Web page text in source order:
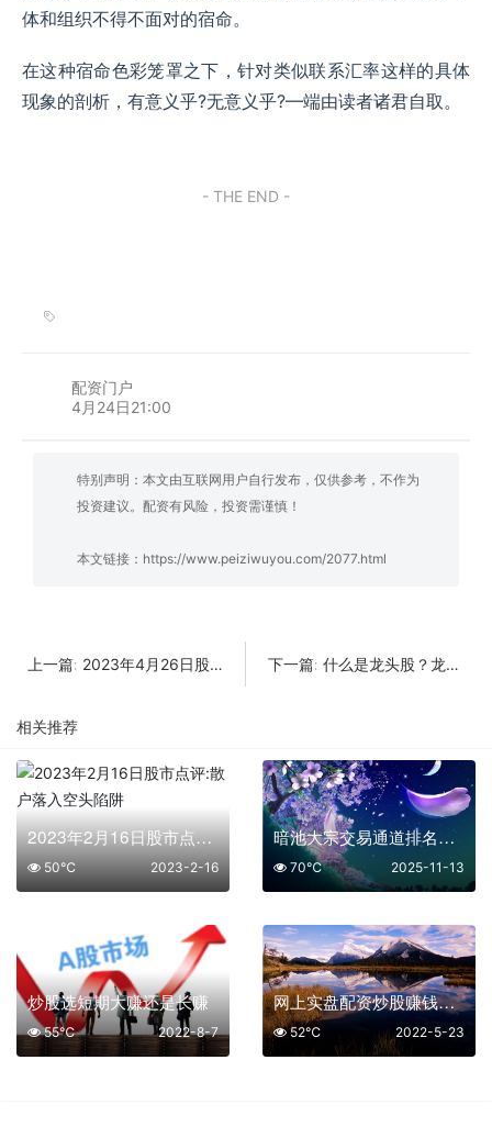
体和组织不得不面对的宿命。
在这种宿命色彩笼罩之下，针对类似联系汇率这样的具体
现象的剖析，有意义乎?无意义乎?—端由读者诸君自取。
- THE END -
配资门户
4月24日21:00
特别声明：本文由互联网用户自行发布，仅供参考，不作为
投资建议。配资有风险，投资需谨慎！
本文链接： https://www.peiziwuyou.com/2077.html
上一篇: 2023年4月26日股市收盘复盘 下一篇: 什么是龙头股？龙头股怎么看
相关推荐
2023年2月16日股市点评:散户落入空头陷阱
2023-2-16
50℃
暗池大宗交易通道排名：合规维度下的核心选择指南
2025-11-13
70℃
炒股选短期大赚还是长赚
2022-8-7
55℃
网上实盘配资炒股赚钱技巧有哪些
2022-5-23
52℃